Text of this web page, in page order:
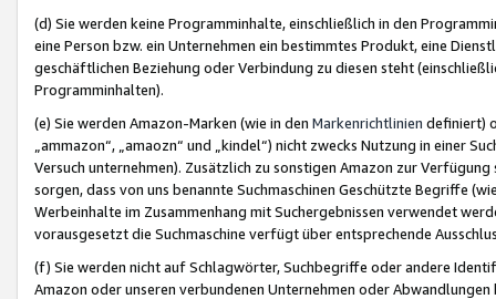
(d) Sie werden keine Programminhalte, einschließlich in den
eine Person bzw. ein Unternehmen ein bestimmtes Produkt, eine
geschäftlichen Beziehung oder Verbindung zu diesen steht
Programminhalten).
(e) Sie werden Amazon-Marken (wie in den Markenrichtlinien definiert)
„ammazon“, „amaozn“ und „kindel“) nicht zwecks Nutzung in einer
Versuch unternehmen). Zusätzlich zu sonstigen Amazon zur
sorgen, dass von uns benannte Suchmaschinen Geschützte Begriffe
Werbeinhalte im Zusammenhang mit Suchergebnissen verwendet
vorausgesetzt die Suchmaschine verfügt über entsprechende
(f) Sie werden nicht auf Schlagwörter, Suchbegriffe oder andere
Amazon oder unseren verbundenen Unternehmen oder